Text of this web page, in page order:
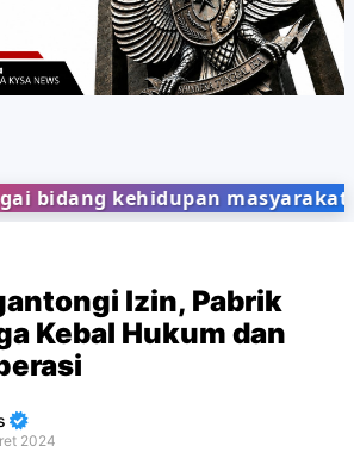
kehidupan masyarakat
Izin, Pabrik
Kebal Hukum dan
2024